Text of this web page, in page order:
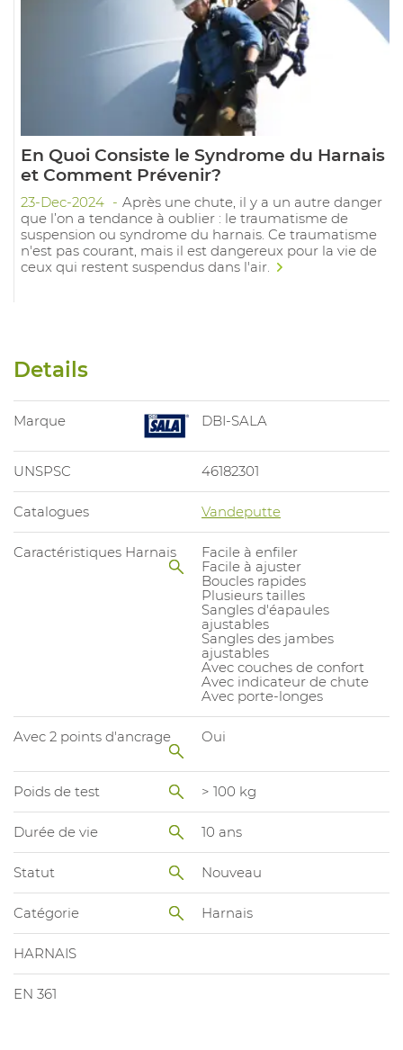
En Quoi Consiste le Syndrome du Harnais
et Comment Prévenir?
23-Dec-2024
Après une chute, il y a un autre danger
que l’on a tendance à oublier : le traumatisme de
suspension ou syndrome du harnais. Ce traumatisme
n'est pas courant, mais il est dangereux pour la vie de
ceux qui restent suspendus dans l'air.
Details
Marque DBI-SALA
UNSPSC 46182301
Catalogues Vandeputte
Caractéristiques Harnais
Facile à enfiler
Facile à ajuster
Boucles rapides
Plusieurs tailles
Sangles d'éapaules
ajustables
Sangles des jambes
ajustables
Avec couches de confort
Avec indicateur de chute
Avec porte-longes
Avec 2 points d'ancrage Oui
Poids de test > 100 kg
Durée de vie 10 ans
Statut Nouveau
Catégorie Harnais
HARNAIS
EN 361